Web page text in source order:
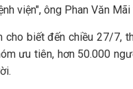
viện", ông Phan Văn Mãi
cho biết đến chiều 27/7,
ưu tiên, hơn 50.000